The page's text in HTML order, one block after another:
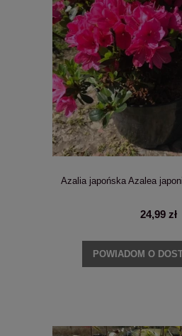
Azalia japońska Azalea
24,99 zł
POWIADOM O